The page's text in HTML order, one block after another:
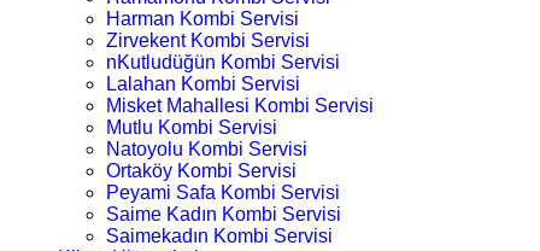
Harman Kombi Servisi
Zirvekent Kombi Servisi
nKutludüğün Kombi Servisi
Lalahan Kombi Servisi
Misket Mahallesi Kombi Servisi
Mutlu Kombi Servisi
Natoyolu Kombi Servisi
Ortaköy Kombi Servisi
Peyami Safa Kombi Servisi
Saime Kadın Kombi Servisi
Saimekadın Kombi Servisi